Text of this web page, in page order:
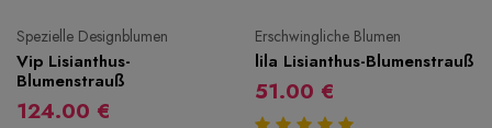
Spezielle Designblumen
Vip Lisianthus-
Blumenstrauß
124.00 €
Erschwingliche Blumen
lila Lisianthus-Blumenstrauß
51.00 €